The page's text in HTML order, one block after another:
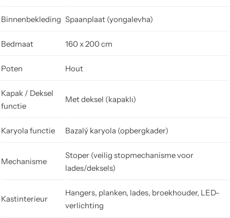
Binnenbekleding Spaanplaat (yongalevha)
Bedmaat 160 x 200 cm
Poten Hout
Kapak / Deksel
functie
Met deksel (kapaklı)
Karyola functie Bazalý karyola (opbergkader)
Mechanisme
Stoper (veilig stopmechanisme voor
lades/deksels)
Kastinterieur
Hangers, planken, lades, broekhouder, LED-
verlichting